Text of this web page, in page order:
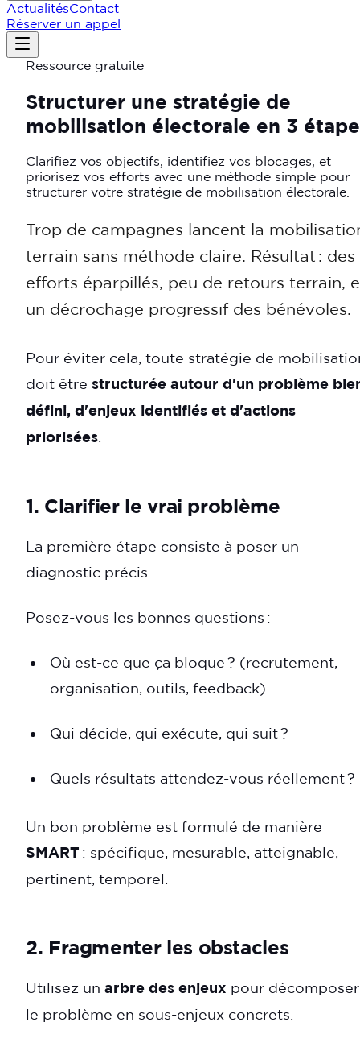
ActualitésContact
Réserver un appel
Ressource gratuite
Structurer une stratégie de
mobilisation électorale en 3
Clarifiez vos objectifs, identifiez vos blocages, et
priorisez vos efforts avec une méthode simple pour
structurer votre stratégie de mobilisation électorale.
Trop de campagnes lancent la
terrain sans méthode claire. Résultat : des
efforts éparpillés, peu de retours terrain,
un décrochage progressif des bénévoles.
Pour éviter cela, toute stratégie de
doit être structurée autour d'un problème
défini, d'enjeux identifiés et d'actions
priorisées
1. Clarifier le vrai problème
La première étape consiste à poser un
diagnostic précis.
Posez-vous les bonnes questions :
Où est-ce que ça bloque ? (recrutement,
organisation, outils, feedback)
Qui décide, qui exécute, qui suit ?
Quels résultats attendez-vous réellement ?
Un bon problème est formulé de manière
SMART : spécifique, mesurable, atteignable,
pertinent, temporel.
2. Fragmenter les obstacles
Utilisez un arbre des enjeux pour décomposer
le problème en sous-enjeux concrets.